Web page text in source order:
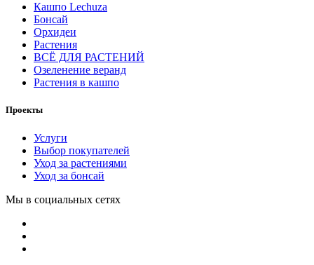
Кашпо Lechuza
Бонсай
Орхидеи
Растения
ВСЁ ДЛЯ РАСТЕНИЙ
Озеленение веранд
Растения в кашпо
Проекты
Услуги
Выбор покупателей
Уход за растениями
Уход за бонсай
Мы в социальных сетях